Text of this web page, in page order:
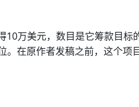
万美元，数目是它筹款目标
。在原作者发稿之前，这个项